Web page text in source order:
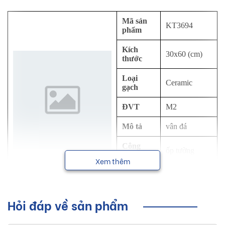
Mã sản
phẩm
KT3694
Kích
thước
30x60 (cm)
Loại
gạch
Ceramic
ĐVT M2
Mô tả vân đá
Công
NSX
Sơ lược về sản phẩm gạch ốp tường
Viglacera kích thước 30x60 cm
Xem thêm
Hỏi đáp về sản phẩm